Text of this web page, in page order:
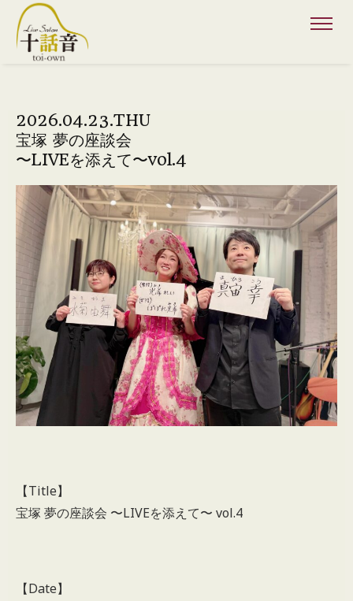
2026.04.23.THU
宝塚 夢の座談会
〜LIVEを添えて〜vol.4
【Title】
宝塚 夢の座談会 〜LIVEを添えて〜 vol.4
【Date】